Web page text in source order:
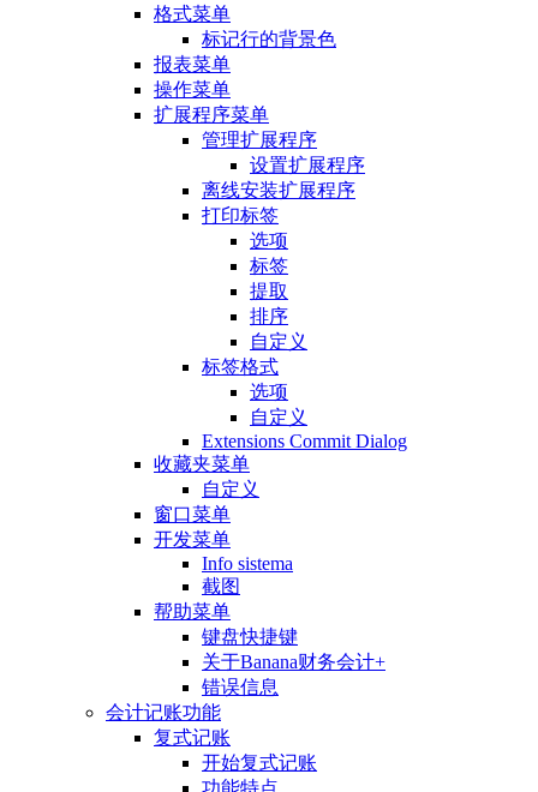
格式菜单
标记行的背景色
报表菜单
操作菜单
扩展程序菜单
管理扩展程序
设置扩展程序
离线安装扩展程序
打印标签
选项
标签
提取
排序
自定义
标签格式
选项
自定义
Extensions Commit Dialog
收藏夹菜单
自定义
窗口菜单
开发菜单
Info sistema
截图
帮助菜单
键盘快捷键
关于Banana财务会计+
错误信息
会计记账功能
复式记账
开始复式记账
功能特点